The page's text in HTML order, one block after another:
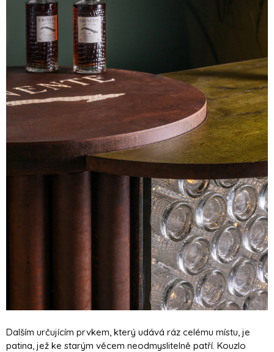
Dalším určujícím prvkem, který udává ráz celému místu, je
patina, jež ke starým věcem neodmyslitelně patří. Kouzlo